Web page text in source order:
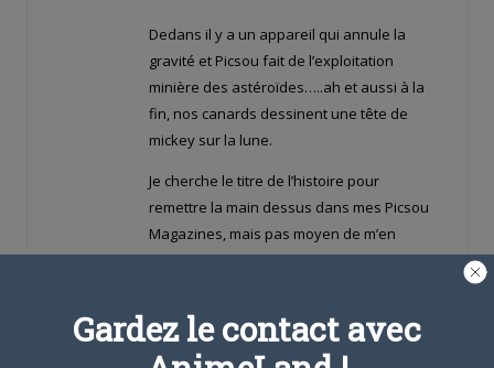
Dedans il y a un appareil qui annule la
gravité et Picsou fait de l’exploitation
minière des astéroïdes…..ah et aussi à la
fin, nos canards dessinent une tête de
mickey sur la lune.
Je cherche le titre de l’histoire pour
remettre la main dessus dans mes Picsou
Magazines, mais pas moyen de m’en
souvenir.
Gardez le contact avec